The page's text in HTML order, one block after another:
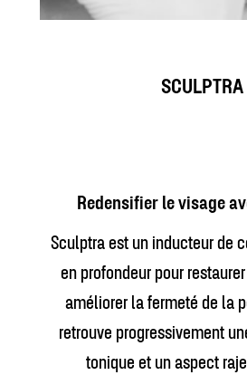
SCULPTRA
Redensifier le visage
Sculptra est un inducteur de
en profondeur pour
améliorer la fermeté de la
retrouve progressivement
tonique et un aspect